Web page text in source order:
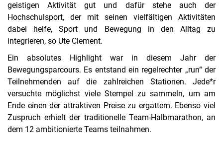
geistigen Aktivität gut und dafür stehe auch der
Hochschulsport, der mit seinen vielfältigen Aktivitäten
dabei helfe, Sport und Bewegung in den Alltag zu
integrieren, so Ute Clement.
Ein absolutes Highlight war in diesem Jahr der
Bewegungsparcours. Es entstand ein regelrechter „run“ der
Teilnehmenden auf die zahlreichen Stationen. Jede*r
versuchte möglichst viele Stempel zu sammeln, um am
Ende einen der attraktiven Preise zu ergattern. Ebenso viel
Zuspruch erhielt der traditionelle Team-Halbmarathon, an
dem 12 ambitionierte Teams teilnahmen.